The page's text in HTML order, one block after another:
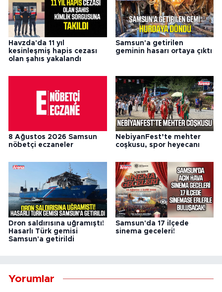
Havzda'da 11 yıl
kesinleşmiş hapis cezası
olan şahıs yakalandı
Samsun'a getirilen
geminin hasarı ortaya çıktı
8 Ağustos 2026 Samsun
nöbetçi eczaneler
NebiyanFest’te mehter
coşkusu, spor heyecanı
Dron saldırısına uğramıştı!
Hasarlı Türk gemisi
Samsun'a getirildi
Samsun'da 17 ilçede
sinema geceleri!
Yorumlar